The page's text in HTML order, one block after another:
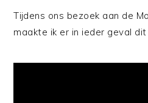
Tijdens ons bezoek aan de
maakte ik er in ieder geval